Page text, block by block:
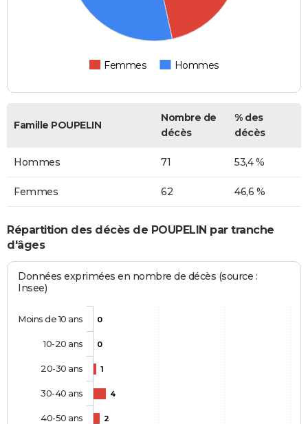
Femmes Hommes
Famille POUPELIN
Nombre de
décès
% des
décès
Hommes 71 53,4 %
Femmes 62 46,6 %
Répartition des décès de POUPELIN par tranche
d'âges
Données exprimées en nombre de décès (source :
Insee)
0
0
1
4
2
Moins de 10 ans
10-20 ans
20-30 ans
30-40 ans
40-50 ans